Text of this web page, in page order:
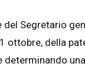
del Segretario
ottobre, della
determinando